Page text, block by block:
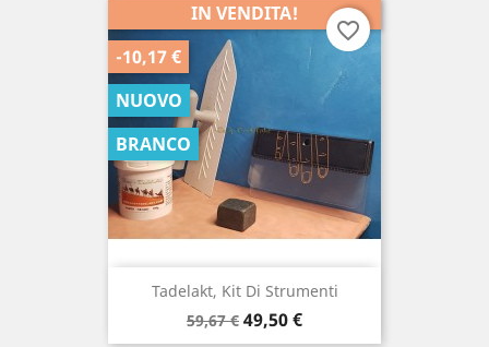
Tadelakt, Kit Di Strumenti
Prezzo
di
59,67 € Prezzo
49,50 €
IN VENDITA!
-10,17 €
NUOVO
BRANCO
favorite_border